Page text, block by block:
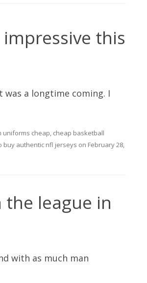
this
was a longtime coming. I
uniforms cheap, cheap basketball
buy authentic nfl jerseys on February 28,
the league in
with as much man